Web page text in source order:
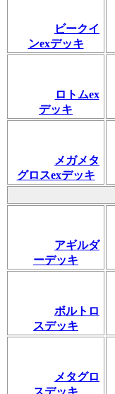
ビークイ
ンexデッキ
ロトムex
デッキ
メガメタ
グロスexデッキ
アギルダ
ーデッキ
ボルトロ
スデッキ
メタグロ
スデッキ